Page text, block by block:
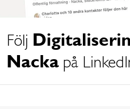
Följ
Nackapå